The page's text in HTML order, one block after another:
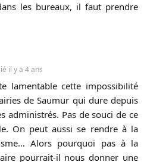
les bureaux, il faut prendre
il y a 4 ans
lamentable cette impossibilité
de Saumur qui dure depuis
administrés. Pas de souci de ce
On peut aussi se rendre à la
Alors pourquoi pas à la
pourrait-il nous donner une